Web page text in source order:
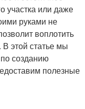
участка или даже
руками не
воплотить
этой статье мы
созданию
полезные